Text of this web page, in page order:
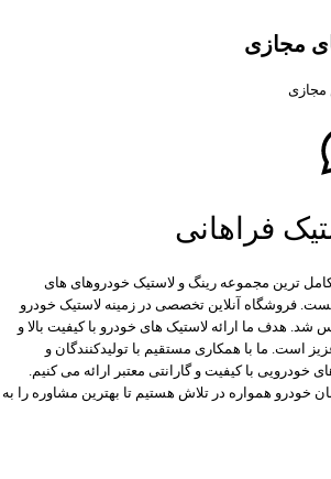
مجازی
مجازی
فراهانی
ترین مجموعه رینگ و لاستیک خودروهای های
فروشگاه آنلاین تخصصی در زمینه لاستیک خودرو
سال 1387 تاسیس شد. هدف ما ارائه لاستیک های خودرو با کیفیت بالا و
است. ما با همکاری مستقیم با تولیدکنندگان و
خودرویی با کیفیت و گارانتی معتبر ارائه می کنیم.
خودرو همواره در تلاش هستیم تا بهترین مشاوره را به